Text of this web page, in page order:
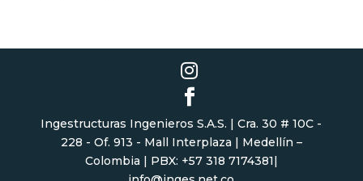
Ingestructuras Ingenieros S.A.S. | Cra. 30 # 10C -
228 - Of. 913 - Mall Interplaza | Medellín –
Colombia | PBX: +57 318 7174381|